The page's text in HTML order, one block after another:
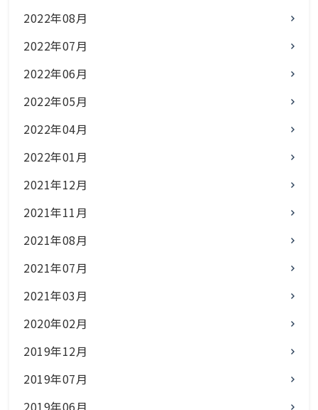
2022年08月
2022年07月
2022年06月
2022年05月
2022年04月
2022年01月
2021年12月
2021年11月
2021年08月
2021年07月
2021年03月
2020年02月
2019年12月
2019年07月
2019年06月